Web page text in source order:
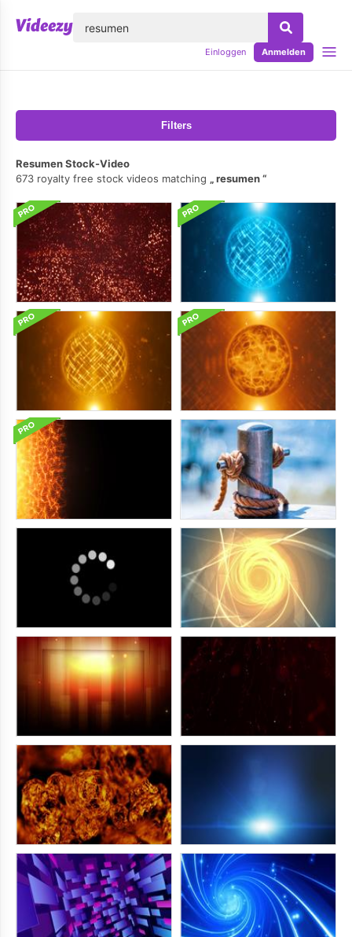
Einloggen Anmelden
Filters
Resumen Stock-Video
673 royalty free stock videos matching
resumen